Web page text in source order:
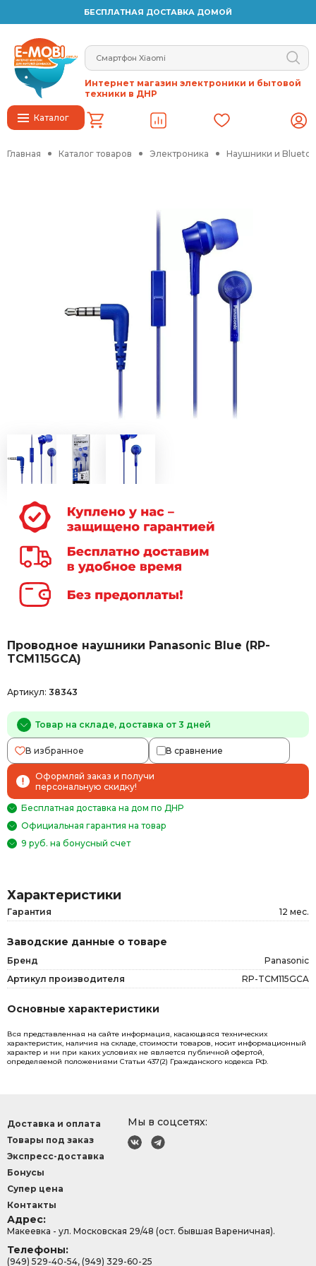
БЕСПЛАТНАЯ ДОСТАВКА ДОМОЙ
Каталог
Интернет магазин электроники и бытовой
техники в ДНР
Главная Каталог товаров Электроника Наушники и
Проводное наушники Panasonic Blue (RP-
TCM115GCA)
Артикул: 38343
Товар на складе, доставка от 3 дней
В избранное В сравнение
Оформляй заказ и получи
персональную скидку!
Бесплатная доставка на дом по ДНР
Официальная гарантия на товар
9 руб. на бонусный счет
Характеристики
Гарантия 12 мес.
Заводские данные о товаре
Бренд
Panasonic
Артикул производителя
RP-TCM115GCA
Основные характеристики
Вся представленная на сайте информация, касающаяся технических
характеристик, наличия на складе, стоимости товаров, носит информационный
характер и ни при каких условиях не является публичной офертой,
определяемой положениями Статьи 437(2) Гражданского кодекса РФ.
Мы в соцсетях:
Доставка и оплата
Товары под заказ
Экспресс-доставка
Бонусы
Супер цена
Контакты
Адрес:
Макеевка - ул. Московская 29/48 (ост. бывшая Вареничная).
Телефоны:
(949) 529-40-54, (949) 329-60-25